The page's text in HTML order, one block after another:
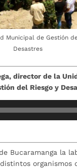
Municipal de Gestión
Desastres
director de la
del Riesgo y
Bucaramanga la
organismos